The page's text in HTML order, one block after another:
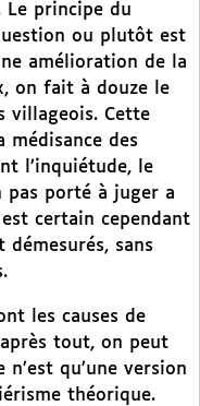
Le principe du
ou plutôt est
amélioration de la
on fait à douze le
villageois. Cette
médisance des
l’inquiétude, le
pas porté à juger a
certain cependant
sans
les causes de
tout, on peut
qu’une version
théorique.